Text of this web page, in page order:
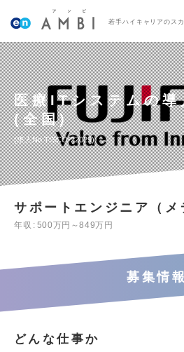
若手ハイキャリアのス
医療ITシステムの導
(全国)
求人No.TISCO-22029
サポートエンジニア（メ
年収 500万円～849万円
募集情報
どんな仕事か